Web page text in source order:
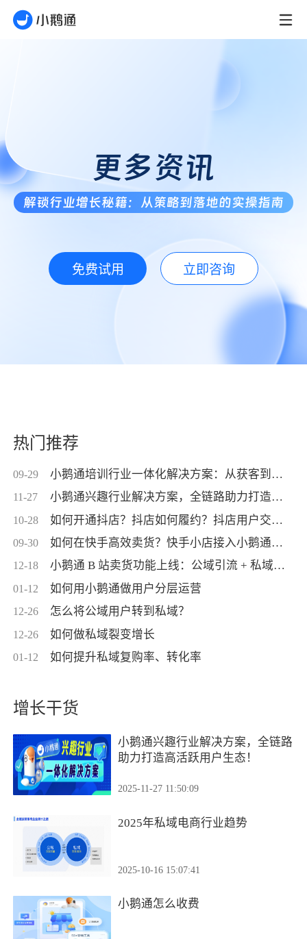
更多资讯
解锁行业增长秘籍：从策略到落地的实操指南
免费试用 立即咨询
热门推荐
09-29 小鹅通培训行业一体化解决方案：从获客到交付，帮你打通增长全链路！
11-27 小鹅通兴趣行业解决方案，全链路助力打造高活跃用户生态！
10-28 如何开通抖店？抖店如何履约？抖店用户交付？抖店如何变现？
09-30 如何在快手高效卖货？快手小店接入小鹅通，转化率直线up！
12-18 小鹅通 B 站卖货功能上线：公域引流 + 私域交付闭环，助力商家高效变现！
01-12 如何用小鹅通做用户分层运营
12-26 怎么将公域用户转到私域？
12-26 如何做私域裂变增长
01-12 如何提升私域复购率、转化率
增长干货
小鹅通兴趣行业解决方案，全链路
助力打造高活跃用户生态！
2025-11-27 11:50:09
2025年私域电商行业趋势
2025-10-16 15:07:41
小鹅通怎么收费